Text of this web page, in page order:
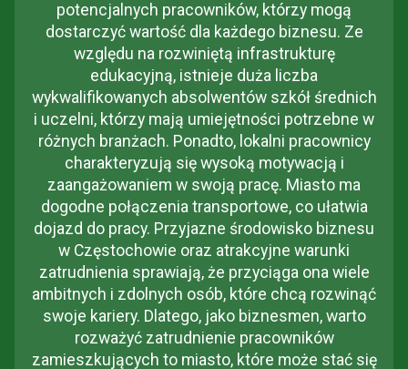
potencjalnych pracowników, którzy mogą
dostarczyć wartość dla każdego biznesu. Ze
względu na rozwiniętą infrastrukturę
edukacyjną, istnieje duża liczba
wykwalifikowanych absolwentów szkół średnich
i uczelni, którzy mają umiejętności potrzebne w
różnych branżach. Ponadto, lokalni pracownicy
charakteryzują się wysoką motywacją i
zaangażowaniem w swoją pracę. Miasto ma
dogodne połączenia transportowe, co ułatwia
dojazd do pracy. Przyjazne środowisko biznesu
w Częstochowie oraz atrakcyjne warunki
zatrudnienia sprawiają, że przyciąga ona wiele
ambitnych i zdolnych osób, które chcą rozwinąć
swoje kariery. Dlatego, jako biznesmen, warto
rozważyć zatrudnienie pracowników
zamieszkujących to miasto, które może stać się